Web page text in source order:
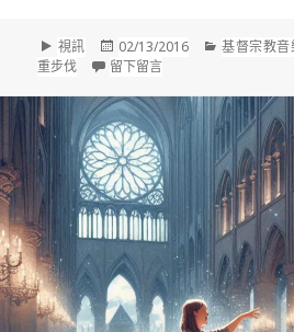
格
式
視訊
發
佈
02/13/2016
分
基督宗教音
重步伐
留下留言在 哀傷的半音動機及